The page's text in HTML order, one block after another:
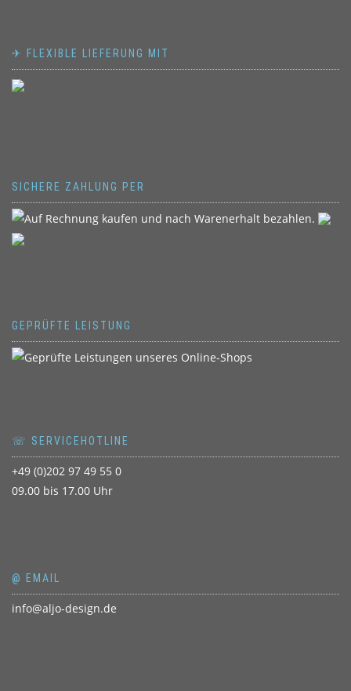
✈ FLEXIBLE LIEFERUNG MIT
SICHERE ZAHLUNG PER
GEPRÜFTE LEISTUNG
☏ SERVICEHOTLINE
+49 (0)202 97 49 55 0
09.00 bis 17.00 Uhr
@ EMAIL
info@aljo-design.de